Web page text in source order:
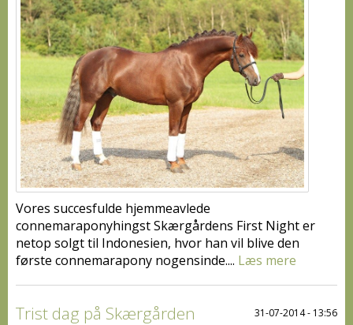
Vores succesfulde hjemmeavlede
connemaraponyhingst Skærgårdens First Night er
netop solgt til Indonesien, hvor han vil blive den
første connemarapony nogensinde.... Læs mere
Trist dag på Skærgården 31-07-2014 - 13:56